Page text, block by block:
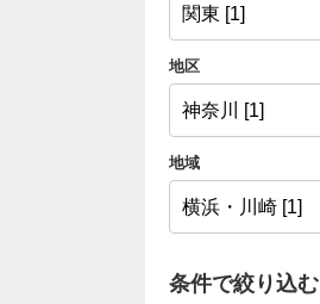
地区
地域
条件で絞り込む